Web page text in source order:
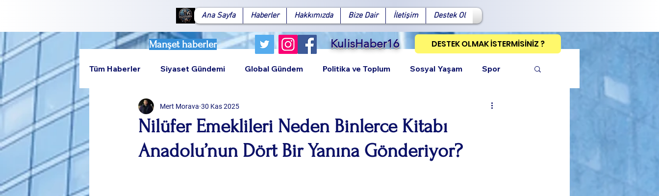
Ana Sayfa Haberler Hakkımızda Bize Dair İletişim Destek Ol
Manşet haberler KulisHaber16 DESTEK OLMAK İSTERMİSİNİZ ?
FacebookX (Twitter)WhatsAppLinkedInPinterestBağlantıyı Kopyala
Tüm Haberler Siyaset Gündemi Global Gündem Politika ve Toplum Sosyal Yaşam Spor
Teknoloji Rumeli
Nilüfer Emeklileri Neden Binlerce Kitabı
Anadolu’nun Dört Bir Yanına Gönderiyor?
Mert Morava 30 Kas 2025